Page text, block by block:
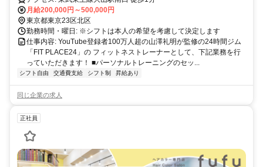
月給200,000円～500,000円
東京都東京23区北区
勤務時間・曜日: ※シフトは本人の希望を考慮して決定します
仕事内容: YouTube登録者100万人超の山澤礼明が監修の24時間ジム
「FIT PLACE24」の フィットネストレーナーとして、下記業務を行
っていただきます！ ■パーソナルトレーニングのセッ...
シフト自由 交通費支給 シフト制 昇給あり
同じ企業の求人
正社員